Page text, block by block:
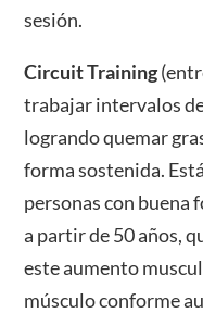
sesión.
Circuit Training
trabajar intervalos
logrando quemar
forma sostenida.
personas con buena
a partir de 50 años,
este aumento
músculo conforme